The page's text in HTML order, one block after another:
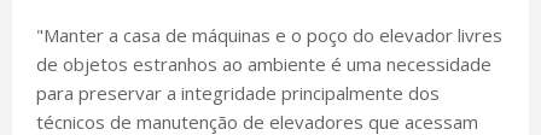
"Manter a casa de máquinas e o poço do elevador livres
de objetos estranhos ao ambiente é uma necessidade
para preservar a integridade principalmente dos
técnicos de manutenção de elevadores que acessam